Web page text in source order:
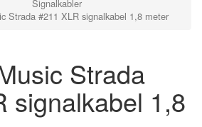
Signalkabler
Strada #211 XLR signalkabel 1,8 meter
Strada
signalkabel 1,8